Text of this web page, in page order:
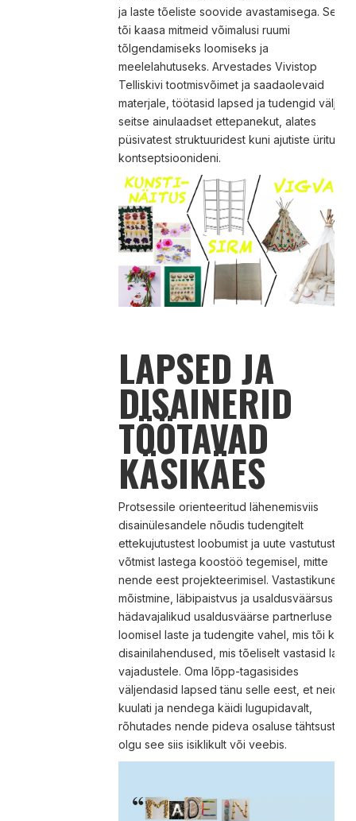
ja laste tõeliste soovide avastamisega. See
tõi kaasa mitmeid võimalusi ruumi
tõlgendamiseks loomiseks ja
meelelahutuseks. Arvestades Vivistop
Telliskivi tootmisvõimet ja saadaolevaid
materjale, töötasid lapsed ja tudengid välja
seitse ainulaadset ettepanekut, alates
püsivatest struktuuridest kuni ajutiste ürituste
kontseptsioonideni.
LAPSED JA
DISAINERID
TÖÖTAVAD
KÄSIKÄES
Protsessile orienteeritud lähenemisviis
disainülesandele nõudis tudengitelt
ettekujutustest loobumist ja uute vastutuste
võtmist lastega koostöö tegemisel, mitte
nende eest projekteerimisel. Vastastikune
mõistmine, läbipaistvus ja usaldusväärsus olid
hädavajalikud usaldusväärse partnerluse
loomisel laste ja tudengite vahel, mis tõi
disainilahendused, mis tõeliselt vastasid laste
vajadustele. Oma lõpp-tagasisides
väljendasid lapsed tänu selle eest, et neid
kuulati ja nendega käidi lugupidavalt,
rõhutades nende pideva osaluse tähtsust,
olgu see siis isiklikult või veebis.